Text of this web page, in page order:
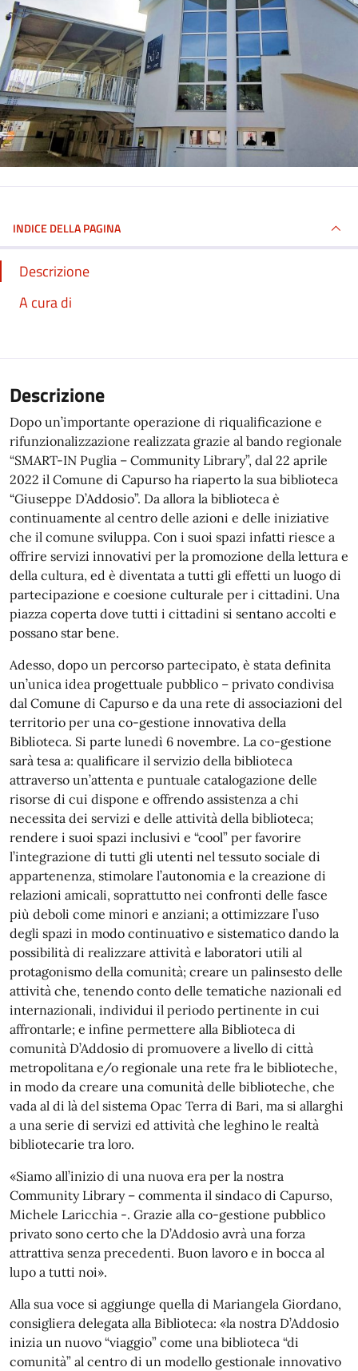
INDICE DELLA PAGINA
Descrizione
A cura di
Descrizione
Dopo un’importante operazione di riqualificazione e
rifunzionalizzazione realizzata grazie al bando regionale
“SMART-IN Puglia – Community Library”, dal 22 aprile
2022 il Comune di Capurso ha riaperto la sua biblioteca
“Giuseppe D’Addosio”. Da allora la biblioteca è
continuamente al centro delle azioni e delle iniziative
che il comune sviluppa. Con i suoi spazi infatti riesce a
offrire servizi innovativi per la promozione della lettura e
della cultura, ed è diventata a tutti gli effetti un luogo di
partecipazione e coesione culturale per i cittadini. Una
piazza coperta dove tutti i cittadini si sentano accolti e
possano star bene.
Adesso, dopo un percorso partecipato, è stata definita
un’unica idea progettuale pubblico – privato condivisa
dal Comune di Capurso e da una rete di associazioni del
territorio per una co-gestione innovativa della
Biblioteca. Si parte lunedì 6 novembre. La co-gestione
sarà tesa a: qualificare il servizio della biblioteca
attraverso un’attenta e puntuale catalogazione delle
risorse di cui dispone e offrendo assistenza a chi
necessita dei servizi e delle attività della biblioteca;
rendere i suoi spazi inclusivi e “cool” per favorire
l’integrazione di tutti gli utenti nel tessuto sociale di
appartenenza, stimolare l’autonomia e la creazione di
relazioni amicali, soprattutto nei confronti delle fasce
più deboli come minori e anziani; a ottimizzare l’uso
degli spazi in modo continuativo e sistematico dando la
possibilità di realizzare attività e laboratori utili al
protagonismo della comunità; creare un palinsesto delle
attività che, tenendo conto delle tematiche nazionali ed
internazionali, individui il periodo pertinente in cui
affrontarle; e infine permettere alla Biblioteca di
comunità D’Addosio di promuovere a livello di città
metropolitana e/o regionale una rete fra le biblioteche,
in modo da creare una comunità delle biblioteche, che
vada al di là del sistema Opac Terra di Bari, ma si allarghi
a una serie di servizi ed attività che leghino le realtà
bibliotecarie tra loro.
«Siamo all’inizio di una nuova era per la nostra
Community Library – commenta il sindaco di Capurso,
Michele Laricchia -. Grazie alla co-gestione pubblico
privato sono certo che la D’Addosio avrà una forza
attrattiva senza precedenti. Buon lavoro e in bocca al
lupo a tutti noi».
Alla sua voce si aggiunge quella di Mariangela Giordano,
consigliera delegata alla Biblioteca: «la nostra D’Addosio
inizia un nuovo “viaggio” come una biblioteca “di
comunità” al centro di un modello gestionale innovativo